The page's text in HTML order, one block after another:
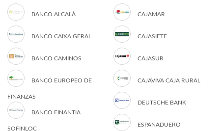
BANCO ALCALÁ
BANCO CAIXA GERAL
BANCO CAMINOS
BANCO EUROPEO DE
FINANZAS
BANCO FINANTIA
SOFINLOC
CAJAMAR
CAJASIETE
CAJASUR
CAJAVIVA CAJA RURAL
DEUTSCHE BANK
ESPAÑADUERO